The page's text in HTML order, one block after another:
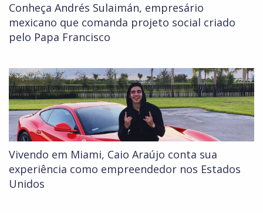
Conheça Andrés Sulaimán, empresário
mexicano que comanda projeto social criado
pelo Papa Francisco
Vivendo em Miami, Caio Araújo conta sua
experiência como empreendedor nos Estados
Unidos